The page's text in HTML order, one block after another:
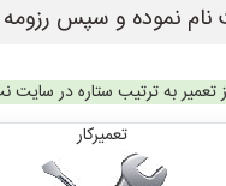
نموده و سپس رزومه
به ترتیب ستاره در سایت نت
تعمیرکار